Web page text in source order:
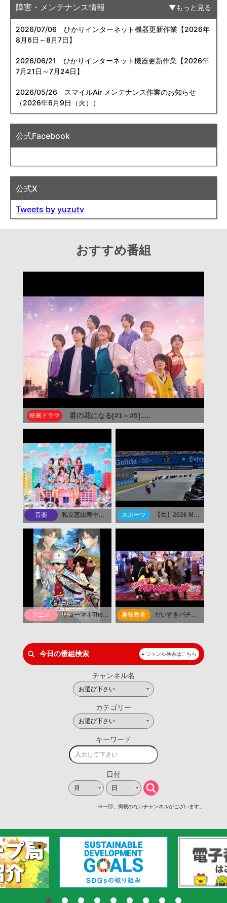
障害・メンテナンス情報 もっと見る
2026/07/06 ひかりインターネット機器更新作業【2026年
8月6日～8月7日】
2026/06/21
ひかりインターネット機器更新作業【2026年
7月21日～7月24日】
2026/05/26 スマイルAir メンテナンス作業のお知らせ
（2026年6月9日（火））
公式Facebook
公式X
Tweets by yuzutv
おすすめ番組